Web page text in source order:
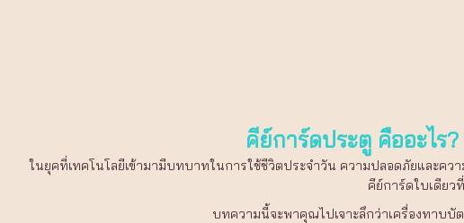
คีย์การ์ดประตู คืออะไร
ในยุคที่เทคโนโลยีเข้ามามีบทบาทในการใช้ชีวิตประจำวัน ความปลอดภัยและค
คีย์การ์ดใบเดียว
บทความนี้จะพาคุณไปเจาะลึกว่าเครื่องทาบบั